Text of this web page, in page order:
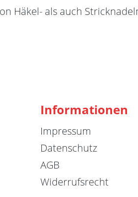
Häkel- als auch
Informationen
Impressum
Datenschutz
AGB
Widerrufsrecht